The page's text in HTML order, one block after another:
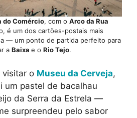
do Comércio, com o Arco da Rua
é um dos cartões-postais mais
— um ponto de partida perfeito para
a Baixa e o Rio Tejo.
visitar o Museu da Cerveja,
um pastel de bacalhau
da Serra da Estrela —
surpreendeu pelo sabor